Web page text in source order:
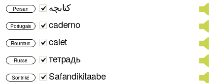
Persan کتابچه
Portugais caderno
Roumain caiet
Russe тетрадь
Soninké Safandikitaabe